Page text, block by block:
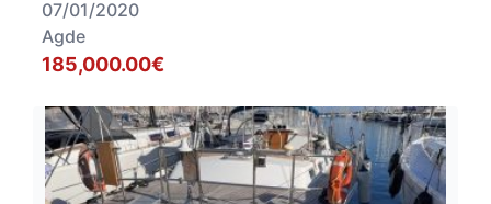
07/01/2020
Agde
185,000.00€